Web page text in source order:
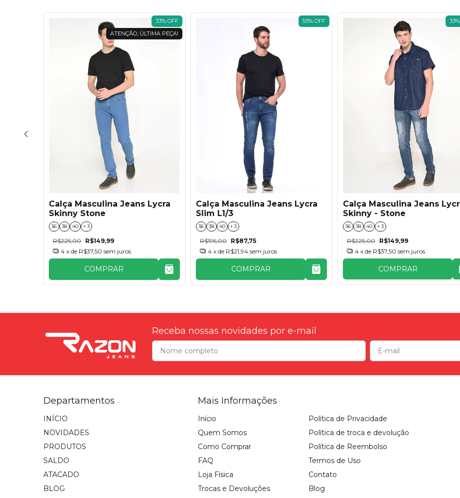
33% OFF
ATENÇÃO, ÚLTIMA PEÇA!
Calça Masculina Jeans Lycra
Skinny Stone
36 38 40 + 3
R$225,00 R$149,99
4 x de R$37,50 sem juros
COMPRAR
55% OFF
Calça Masculina Jeans Lycra
Slim L1/3
36 38 40 + 3
R$195,00 R$87,75
4 x de R$21,94 sem juros
COMPRAR
33%
Calça Masculina Jeans
Skinny - Stone
36 38 40 + 3
R$225,00 R$149,99
4 x de R$37,50 sem juros
COMPRAR
Receba nossas novidades por e-mail
Departamentos
INÍCIO
NOVIDADES
PRODUTOS
SALDO
ATACADO
BLOG
Mais Informações
Início
Quem Somos
Como Comprar
FAQ
Loja Física
Trocas e Devoluções
Política de Privacidade
Política de troca e devolução
Política de Reembolso
Termos de Uso
Contato
Blog